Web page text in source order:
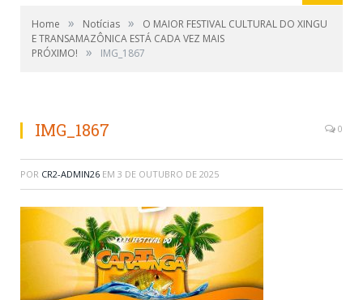
Home » Notícias »
O MAIOR FESTIVAL CULTURAL DO XINGU
E TRANSAMAZÔNICA ESTÁ CADA VEZ MAIS
PRÓXIMO!
» IMG_1867
IMG_1867 0
POR CR2-ADMIN26 EM 3 DE OUTUBRO DE 2025